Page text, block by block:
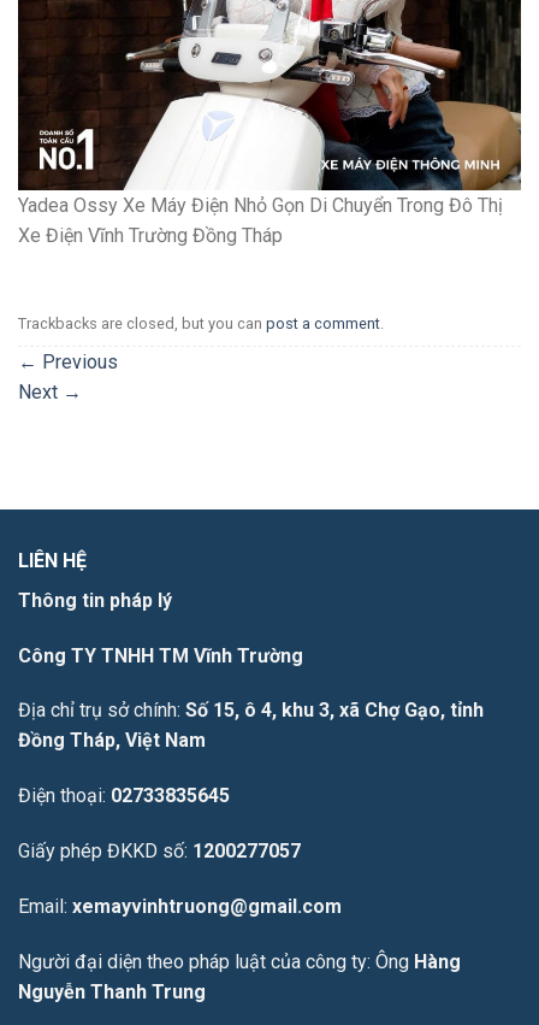
Yadea Ossy Xe Máy Điện Nhỏ Gọn Di Chuyển Trong Đô Thị
Xe Điện Vĩnh Trường Đồng Tháp
Trackbacks are closed, but you can post a comment.
← Previous
Next →
LIÊN HỆ
Thông tin pháp lý
Công TY TNHH TM Vĩnh Trường
Địa chỉ trụ sở chính: Số 15, ô 4, khu 3, xã Chợ Gạo, tỉnh
Đồng Tháp, Việt Nam
Điện thoại: 02733835645
Giấy phép ĐKKD số: 1200277057
Email: xemayvinhtruong@gmail.com
Người đại diện theo pháp luật của công ty: Ông Hàng
Nguyễn Thanh Trung